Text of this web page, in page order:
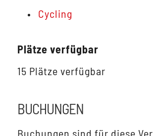
Cycling
Plätze verfügbar
15 Plätze verfügbar
BUCHUNGEN
Buchungen sind für diese